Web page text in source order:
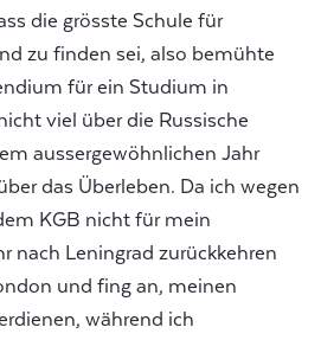
die grösste Schule für
zu finden sei, also bemühte
für ein Studium in
viel über die Russische
aussergewöhnlichen Jahr
das Überleben. Da ich wegen
KGB nicht für mein
nach Leningrad zurückkehren
und fing an, meinen
während ich